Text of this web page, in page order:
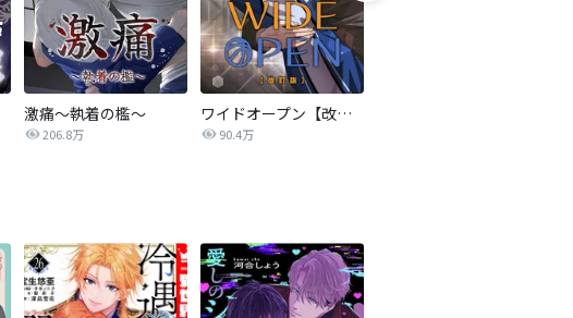
激痛～執着の檻～
206.8万
ワイドオープン【改訂版】
90.4万